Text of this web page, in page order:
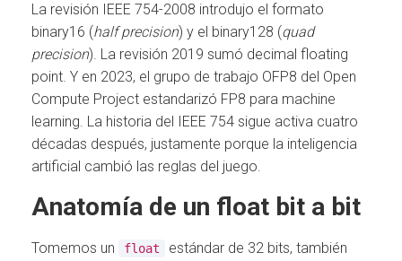
La revisión IEEE 754-2008 introdujo el formato
binary16 (half precision) y el binary128 (quad
precision). La revisión 2019 sumó decimal floating
point. Y en 2023, el grupo de trabajo OFP8 del Open
Compute Project estandarizó FP8 para machine
learning. La historia del IEEE 754 sigue activa cuatro
décadas después, justamente porque la inteligencia
artificial cambió las reglas del juego.
Anatomía de un float bit a bit
Tomemos un float
estándar de 32 bits, también